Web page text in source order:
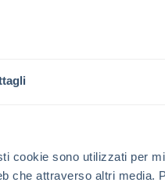
cookie sono utilizzati per
che attraverso altri media.